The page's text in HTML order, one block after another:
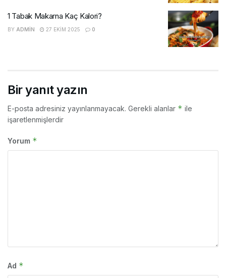
1 Tabak Makarna Kaç Kalori?
BY ADMIN 27 EKIM 2025 0
Bir yanıt yazın
E-posta adresiniz yayınlanmayacak. Gerekli alanlar * ile
işaretlenmişlerdir
Yorum *
Ad *